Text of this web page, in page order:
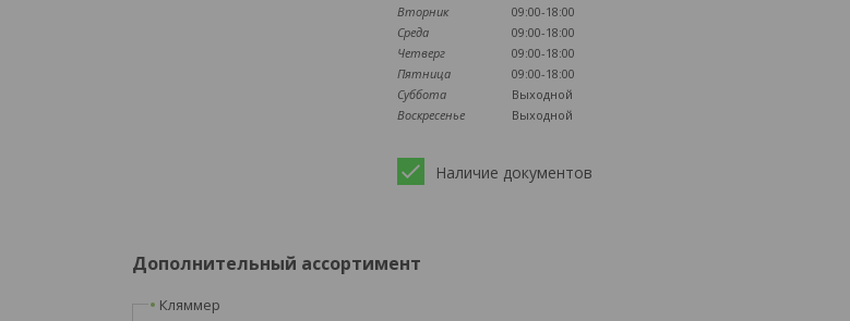
Вторник
09:00-18:00
Среда
09:00-18:00
Четверг
09:00-18:00
Пятница
09:00-18:00
Суббота
Выходной
Воскресенье
Выходной
Наличие документов
Дополнительный ассортимент
Кляммер